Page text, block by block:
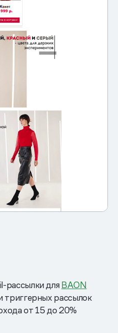
рассылки дляBAON
триггерных рассылок
от 15 до 20%